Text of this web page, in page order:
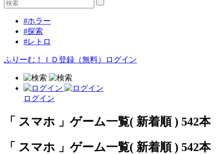
#ホラー
#探索
#レトロ
ふりーむ！ＩＤ登録（無料） ログイン
ログイン
「 スマホ 」ゲーム一覧( 新着順 ) 542本
「 スマホ 」ゲーム一覧( 新着順 ) 542本